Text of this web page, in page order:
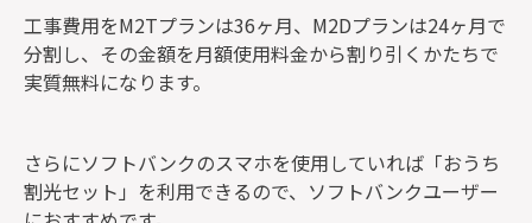
工事費用をM2Tプランは36ヶ月、M2Dプランは24ヶ月で
分割し、その金額を月額使用料金から割り引くかたちで
実質無料になります。
さらにソフトバンクのスマホを使用していれば「おうち
割光セット」を利用できるので、ソフトバンクユーザー